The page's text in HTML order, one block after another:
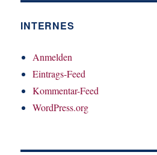
INTERNES
Anmelden
Eintrags-Feed
Kommentar-Feed
WordPress.org